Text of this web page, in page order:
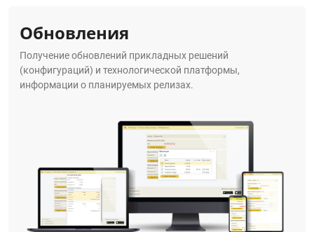
Обновления
Получение обновлений прикладных решений
(конфигураций) и технологической платформы,
информации о планируемых релизах.